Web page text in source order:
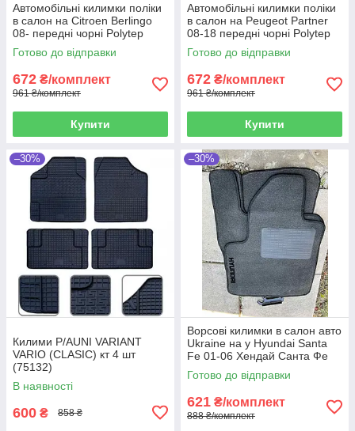
Автомобільні килимки поліки
в салон на Citroen Berlingo
08- передні чорні Polytep
Сітроен Берлінго
Готово до відправки
672 ₴/комплект
961 ₴/комплект
Купити
Автомобільні килимки поліки
в салон на Peugeot Partner
08-18 передні чорні Polytep
Пежо Партнер
Готово до відправки
672 ₴/комплект
961 ₴/комплект
Купити
–30%
Килими P/AUNI VARIANT
VARIO (CLASIC) кт 4 шт
(75132)
В наявності
600 ₴ 858 ₴
–30%
Ворсові килимки в салон авто
Ukraine на у Hyundai Santa
Fe 01-06 Хендай Санта Фе
сірі
Готово до відправки
621 ₴/комплект
888 ₴/комплект